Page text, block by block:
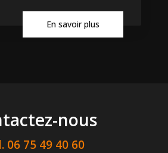
En savoir plus
nous
06 75 49 40 60